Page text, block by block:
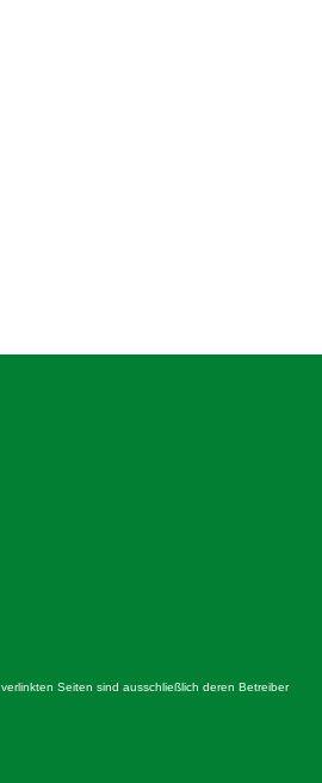
Seiten sind ausschließlich deren Betreiber